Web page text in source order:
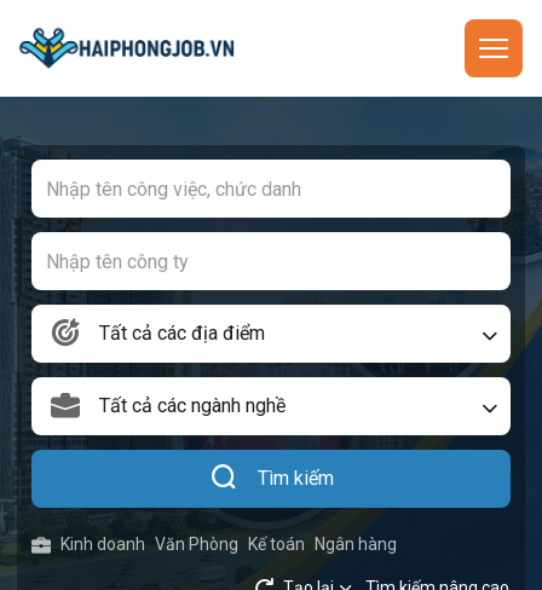
Tất cả các địa điểm
Tất cả các ngành nghề
Tìm kiếm
Kinh doanh Văn Phòng Kế toán Ngân hàng